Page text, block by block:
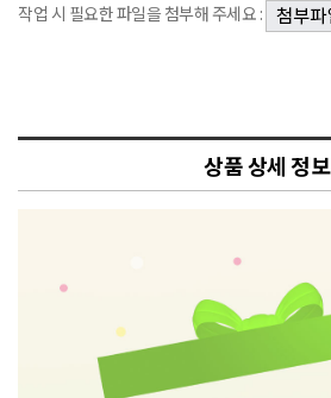
작업 시 필요한 파일을 첨부해 주세요 :
상품 상세 정보